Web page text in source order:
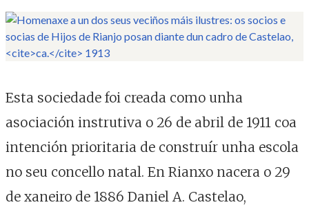
Esta sociedade foi creada como unha
asociación instrutiva o 26 de abril de 1911 coa
intención prioritaria de construír unha escola
no seu concello natal. En Rianxo nacera o 29
de xaneiro de 1886 Daniel A. Castelao,